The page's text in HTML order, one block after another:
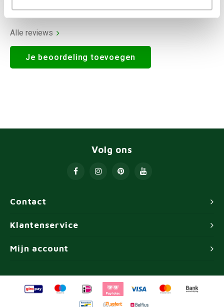
Alle reviews
Je beoordeling toevoegen
Contact
Volg ons
Klantenservice
Mijn account